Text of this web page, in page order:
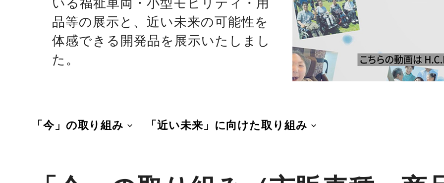
いる福祉車両・小型モビリティ・用
品等の展示と、近い未来の可能性を
体感できる開発品を展示いたしまし
た。
「今」の取り組み 「近い未来」に向けた取り組み